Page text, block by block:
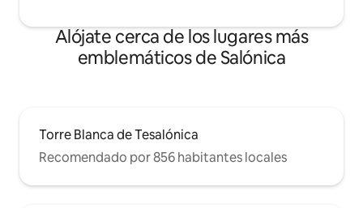
Alójate cerca de los lugares más
emblemáticos de Salónica
Torre Blanca de Tesalónica
Recomendado por 856 habitantes locales